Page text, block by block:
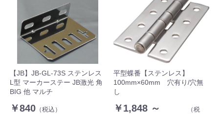
【JB】JB-GL-73S ステンレス
L型 マーカーステー JB激光 角
BIG 他 マルチ
￥840 （税込）
平型蝶番【ステンレス】
100mm×60mm 穴有り/穴無
し
￥1,848 ～
（税